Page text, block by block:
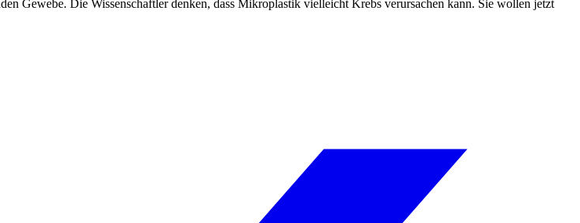
Gewebe. Die Wissenschaftler denken, dass Mikroplastik vielleicht Krebs verursachen kann. Sie wollen jetzt